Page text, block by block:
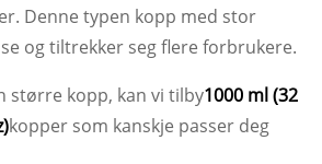
Denne typen kopp med stor
og tiltrekker seg flere forbrukere.
større kopp, kan vi tilby1000 ml (32
kopper som kanskje passer deg